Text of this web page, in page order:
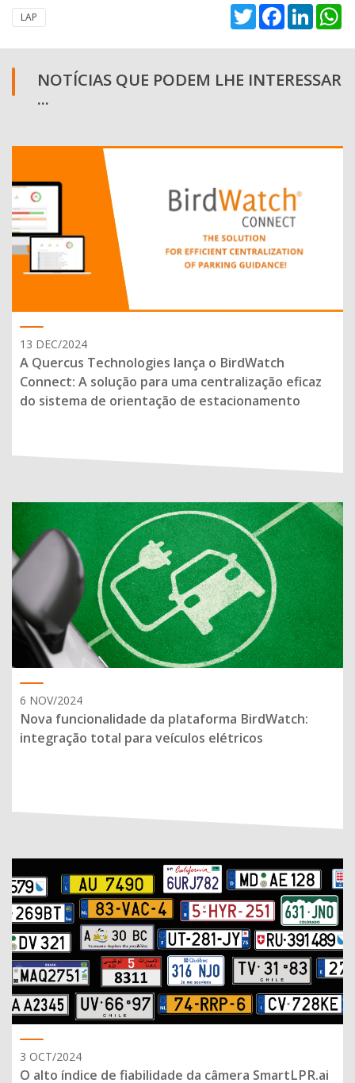
LAP TwitterFacebook
NOTÍCIAS QUE PODEM LHE INTERESSAR
...
13 DEC/2024
A Quercus Technologies lança o BirdWatch
Connect: A solução para uma centralização eficaz
do sistema de orientação de estacionamento
6 NOV/2024
Nova funcionalidade da plataforma BirdWatch:
integração total para veículos elétricos
3 OCT/2024
O alto índice de fiabilidade da câmera SmartLPR.ai